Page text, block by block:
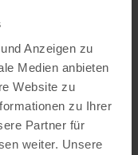
Anzeigen zu
Medien anbieten
Website zu
zu Ihrer
Partner für
weiter. Unsere